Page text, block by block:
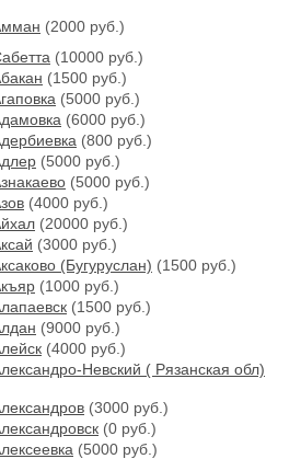
(2000 руб.)
(10000 руб.)
(1500 руб.)
(5000 руб.)
(6000 руб.)
(800 руб.)
(5000 руб.)
(5000 руб.)
(4000 руб.)
(20000 руб.)
(3000 руб.)
(Бугуруслан) (1500 руб.)
(1000 руб.)
(1500 руб.)
(9000 руб.)
(4000 руб.)
Невский ( Рязанская обл)
(3000 руб.)
(0 руб.)
(5000 руб.)